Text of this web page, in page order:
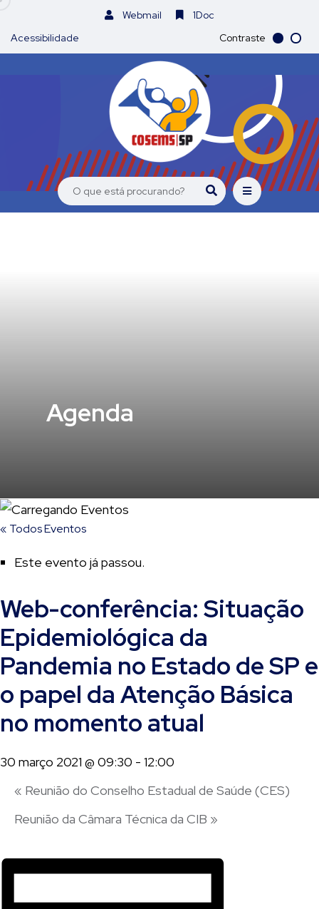
Webmail
1Doc
Acessibilidade
Contraste
Agenda
« Todos Eventos
Este evento já passou.
Web-conferência: Situação
Epidemiológica da
Pandemia no Estado de SP e
o papel da Atenção Básica
no momento atual
30 março 2021 @ 09:30 - 12:00
« Reunião do Conselho Estadual de Saúde (CES)
Reunião da Câmara Técnica da CIB »